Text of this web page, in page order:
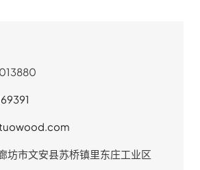
坊市文安县苏桥镇里东庄工业区